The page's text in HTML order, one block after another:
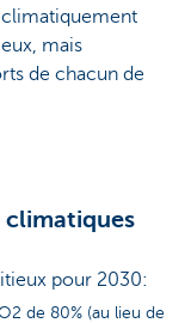
mais
de chacun de
climatiques
pour 2030:
de 80% (au lieu de